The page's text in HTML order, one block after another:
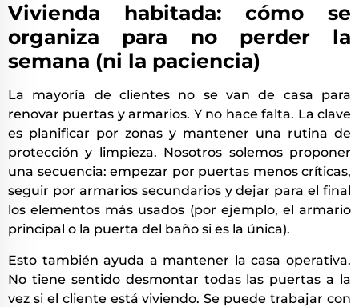
Vivienda habitada: cómo se
organiza para no perder la
semana (ni la paciencia)
La mayoría de clientes no se van de casa para
renovar puertas y armarios. Y no hace falta. La clave
es planificar por zonas y mantener una rutina de
protección y limpieza. Nosotros solemos proponer
una secuencia: empezar por puertas menos críticas,
seguir por armarios secundarios y dejar para el final
los elementos más usados (por ejemplo, el armario
principal o la puerta del baño si es la única).
Esto también ayuda a mantener la casa operativa.
No tiene sentido desmontar todas las puertas a la
vez si el cliente está viviendo. Se puede trabajar con